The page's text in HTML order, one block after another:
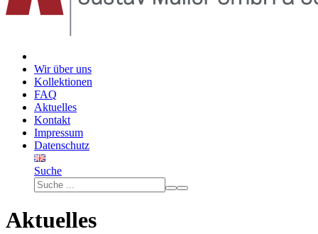
Wir über uns
Kollektionen
FAQ
Aktuelles
Kontakt
Impressum
Datenschutz
Suche
Aktuelles